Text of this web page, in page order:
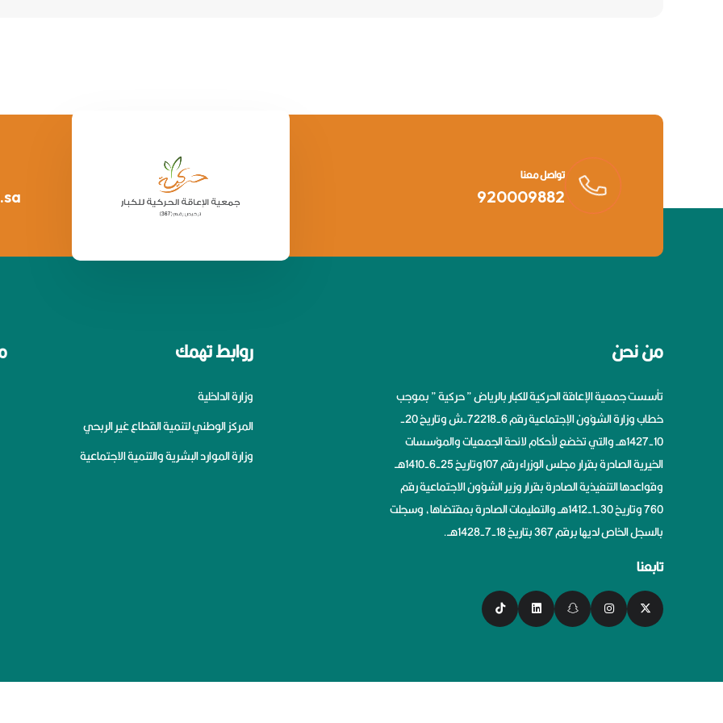
تواصل معنا
920009882
من نحن
تأسست جمعية الإعاقة الحركية للكبار بالرياض ” حركية ” بموجب
خطاب وزارة الشؤون الإجتماعية رقم 6-72218-ش وتاريخ 20-
10-1427هــ والتي تخضع لأحكام لائحة الجمعيات والمؤسسات
الخيرية الصادرة بقرار مجلس الوزراء رقم 107وتاريخ 25-6-1410هــ
وقواعدها التنفيذية الصادرة بقرار وزير الشؤون الاجتماعية رقم
760 وتاريخ 30-1-1412هــ والتعليمات الصادرة بمقتضاها، وسجلت
بالسجل الخاص لديها برقم 367 بتاريخ 18-7-1428هــ.
تابعنا
روابط تهمك
وزارة الداخلية
المركز الوطني لتنمية القطاع غير الربحي
وزارة الموارد البشرية والتنمية الاجتماعية